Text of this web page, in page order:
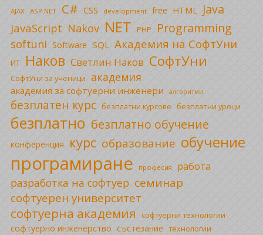
AJAX ASP.NET C# CSS development free HTML Java
JavaScript Nakov NET PHP Programming
softuni Software SQL Академия на СофтУни
ИТ Наков Светлин Наков СофтУни
СофтУни за ученици академия
академия за софтуерни инженери алгоритми
безплатен курс безплатни курсове безплатни уроци
безплатно безплатно обучение
конференция курс образование обучение
програмиране професия работа
разработка на софтуер семинар
софтуерен университет
софтуерна академия софтуерни технологии
софтуерно инженерство състезание технологии